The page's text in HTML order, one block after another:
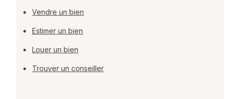
Vendre un bien
Estimer un bien
Louer un bien
Trouver un conseiller